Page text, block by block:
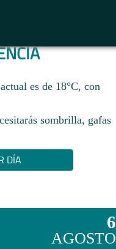
es de 18°C, con
sombrilla, gafas
DÍA
6
AGOSTO